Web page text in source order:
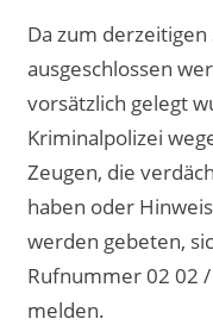
Da zum
ausgeschlossen
vorsätzlich gelegt
Kriminalpolizei
Zeugen, die
haben oder
werden gebeten,
Rufnummer 02 02
melden.